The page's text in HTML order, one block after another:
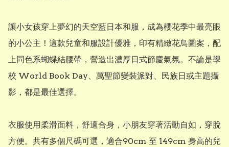
讓小女孩穿上夢幻的天空藍日本和服，成為櫻花季中最亮眼
的小公主！這款兒童和服設計優雅，印有精緻花鳥圖案，配
上同色系蝴蝶結腰帶，營造出濃厚日式節慶氣氛。不論是學
校 World Book Day、萬聖節變裝派對、民族日或主題攝
影，都是最佳選擇。
衣服使用柔滑面料，舒適合身，小朋友穿著活動自如，穿脫
方便。共有多個尺碼可選，適合90cm 至 149cm 身高的兒